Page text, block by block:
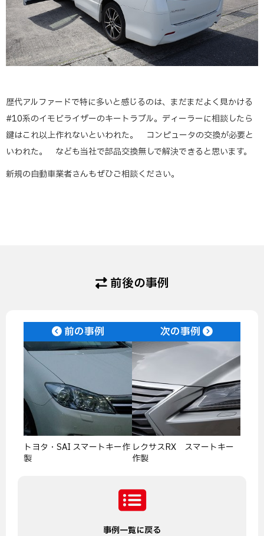
歴代アルファードで特に多いと感じるのは、まだまだよく見かける
#10系のイモビライザーのキートラブル。ディーラーに相談したら
鍵はこれ以上作れないといわれた。 コンピュータの交換が必要と
いわれた。 なども当社で部品交換無しで解決できると思います。
新規の自動車業者さんもぜひご相談ください。
前後の事例
前の事例
トヨタ・SAI スマートキー作
製
事例一覧に戻る
次の事例
レクサスRX スマートキー
作製